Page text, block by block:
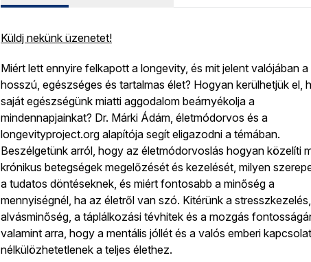
Küldj nekünk üzenetet!
Miért lett ennyire felkapott a longevity, és mit jelent valójában a
hosszú, egészséges és tartalmas élet? Hogyan kerülhetjük el,
saját egészségünk miatti aggodalom beárnyékolja a
mindennapjainkat? Dr. Márki Ádám, életmódorvos és a
longevityproject.org alapítója segít eligazodni a témában.
Beszélgetünk arról, hogy az életmódorvoslás hogyan közelíti
krónikus betegségek megelőzését és kezelését, milyen
a tudatos döntéseknek, és miért fontosabb a minőség a
mennyiségnél, ha az életről van szó. Kitérünk a
alvásminőség, a táplálkozási tévhitek és a mozgás
valamint arra, hogy a mentális jóllét és a valós emberi
nélkülözhetetlenek a teljes élethez.